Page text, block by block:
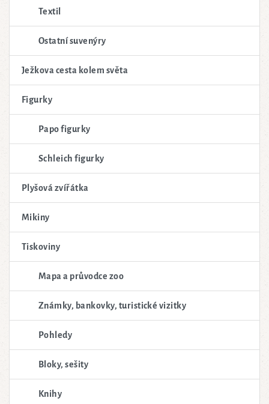
Textil
Ostatní suvenýry
Ježkova cesta kolem světa
Figurky
Papo figurky
Schleich figurky
Plyšová zvířátka
Mikiny
Tiskoviny
Mapa a průvodce zoo
Známky, bankovky, turistické vizitky
Pohledy
Bloky, sešity
Knihy